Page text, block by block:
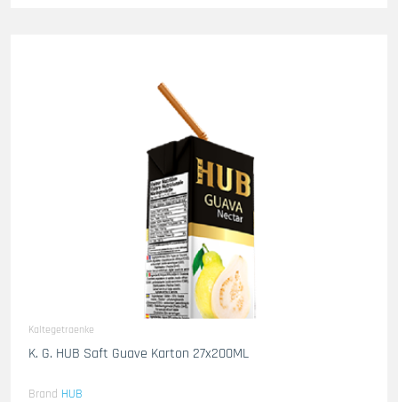
Kaltegetraenke
K. G. HUB Saft Guave Karton 27x200ML
Brand HUB